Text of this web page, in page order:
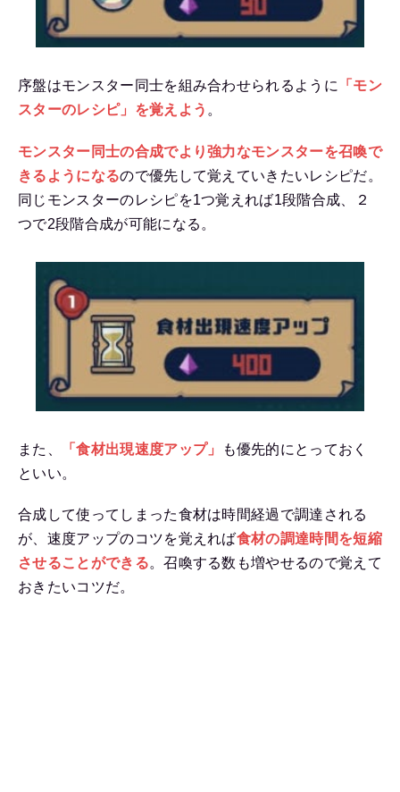
序盤はモンスター同士を組み合わせられるように 「 モン
スターのレシピ」を覚えよう 。
モンスター同士の合成でより強力なモンスターを召喚で
きる ようになるので優先して覚えていきたいレシピだ。
同じモンスターのレシピを1つ覚えれば1段階合成、２
つで2段階合成が可能になる。
また、 「食材出現速度アップ」
も優先的にとっておく
といい。
合成して使ってしまった食材は時間経過で調達される
が、速度アップのコツを覚えれば食材の調達時間を短縮
させることができる。召喚する数も増やせるので覚えて
おきたいコツだ。